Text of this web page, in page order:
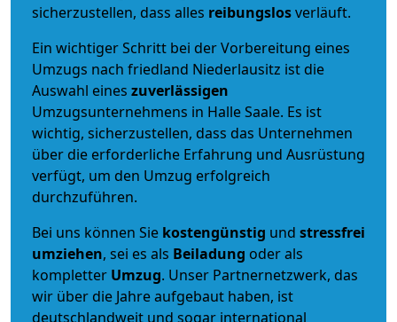
sicherzustellen, dass alles reibungslosverläuft.
Ein wichtiger Schritt bei der Vorbereitung eines
Umzugs nach friedland Niederlausitz ist die
Auswahl eines zuverlässigen
Umzugsunternehmens in Halle Saale. Es ist
wichtig, sicherzustellen, dass das Unternehmen
über die erforderliche Erfahrung und Ausrüstung
verfügt, um den Umzug erfolgreich
durchzuführen.
Bei uns können Sie kostengünstig und stressfrei
umziehen, sei es als Beiladung oder als
kompletter Umzug. Unser Partnernetzwerk, das
wir über die Jahre aufgebaut haben, ist
deutschlandweit und sogar international